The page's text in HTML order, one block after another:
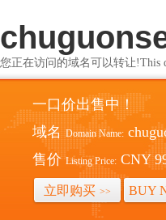
您正在访问的域名可以转让!This
一口价出售中！
域名 Domain Name:
售价 Listing Price: CNY
立即购买 >> BUY